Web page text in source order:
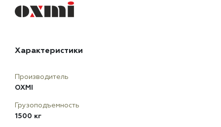
Характеристики
Производитель
OXMI
Грузоподъемность
1500 кг